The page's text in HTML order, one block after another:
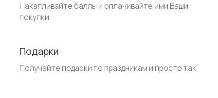
Накапливайте баллы и оплачивайте ими Ваши
покупки
Подарки
Получайте подарки по праздникам и просто так